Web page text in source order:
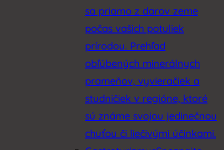
sa priamo z darov zeme
počas vašich potuliek
prírodou. Prehľad
obľúbených minerálnych
prameňov, vyvieračiek a
studničiek v regióne, ktoré
sú známe svojou jedinečnou
chuťou či liečivými účinkami.